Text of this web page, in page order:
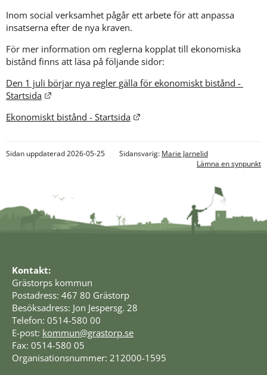
Inom social verksamhet pågår ett arbete för att anpassa
insatserna efter de nya kraven.
För mer information om reglerna kopplat till ekonomiska
bistånd finns att läsa på följande sidor:
Den 1 juli börjar nya regler gälla för ekonomiskt bistånd -
Startsida
Länk till annan webbplats.
Ekonomiskt bistånd - Startsida
Länk till annan webbplats.
Sidan uppdaterad 2026-05-25 Sidansvarig: Marie Jarnelid
Lämna en synpunkt
Kontakt:
Grästorps kommun
Postadress: 467 80 Grästorp
Besöksadress: Jon Jespersg. 28
Telefon: 0514-580 00
E-post: kommun@grastorp.se
Fax: 0514-580 05
Organisationsnummer: 212000-1595